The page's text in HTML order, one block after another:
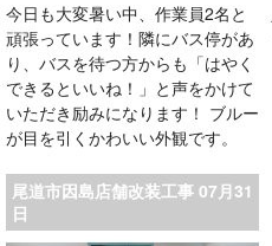
今日も大変暑い中、作業員2名と
頑張っています！隣にバス停があ
り、バスを待つ方からも「はやく
できるといいね！」と声をかけて
いただき励みになります！ ブルー
が目を引くかわいい外観です。
尾道市因島店舗改装工事 07月31
日